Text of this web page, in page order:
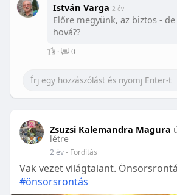
István Varga 2 év
Előre megyünk, az biztos - de
hová??
· 0
Zsuzsi Kalemandra Magura
létre
2 év- Fordítás
Vak vezet világtalant.
#önsorsrontás